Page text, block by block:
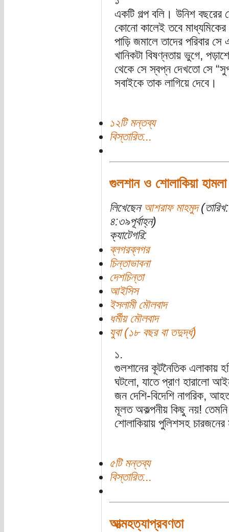
একটি গল্প বলি। উনিশ বছরের
কোনো কালেই তবে মাধ্যমিকের
পাড়ি জমালে তাদের পরিবার
খানিকটা বিষণ্নতায় ভুগে,
থেকে সে স্বপ্ন দেখতো সে
সবাইকে তাক লাগিয়ে দেবে।
১২টি মন্তব্য
বিস্তারিত...
গুলশান ও শোলাকিয়া
লিখেছেন আশরাফ মাহমুদ
৪:৩৯পূর্বাহ্ন)
ক্যাটেগরি:
ব্লগরব্লগর
চিন্তাভাবনা
দেশচিন্তা
আইসিস
ইসলামী মৌলবাদ
ধর্মীয় মৌলবাদ
যুবা (১৮ বছর বা তদুর্দ্ধ)
১.
গুলশানের কূটনৈতিক এলাকায়
ঘটলো, যাতে প্রাণ হারালো
জন দেশি-বিদেশি নাগরিক,
মূলত অকল্পনীয় কিছু নয়!
শোলাকিয়ায় পুলিশসহ
৫টি মন্তব্য
বিস্তারিত...
আত্মহত্যাপ্রবণতা